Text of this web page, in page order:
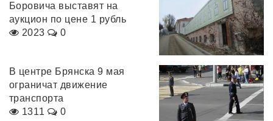
Боровича выставят на
аукцион по цене 1 рубль
2023
0
В центре Брянска 9 мая
ограничат движение
транспорта
1311
0